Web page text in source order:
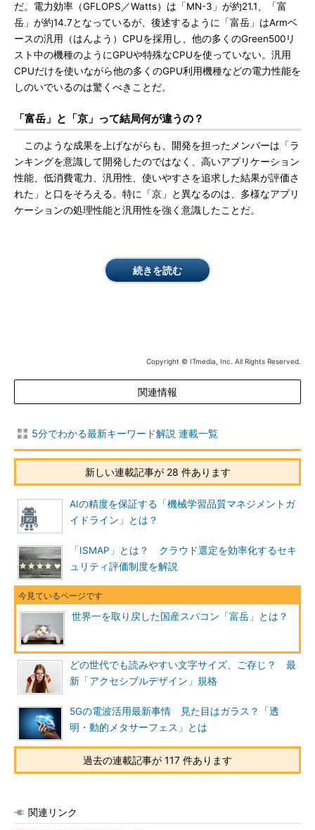
だ。電力効率（GFLOPS／Watts）は「MN-3」が約21.1、「富
岳」が約14.7となっているが、後述するように「富岳」はArmベ
ースの汎用（はんよう）CPUを採用し、他の多くのGreen500リ
スト中の機種のようにGPUや特殊なCPUを使っていない。汎用
CPUだけを使いながら他の多くのGPU利用機種などの電力性能を
しのいでいるのは驚くべきことだ。
「富岳」と「京」って結局何が違うの？
このような成果を上げながらも、開発を担ったメンバーは「ラ
ンキングを意識して開発したのではなく、高いアプリケーション
性能、低消費電力、汎用性、使いやすさを追求した結果が評価さ
れた」と口をそろえる。特に「京」と異なるのは、多様なアプリ
ケーションの処理性能と汎用性を強く意識したことだ。
続きを読む
Copyright © ITmedia, Inc. All Rights Reserved.
関連情報
5分でわかる最新キーワード解説 連載一覧
新しい連載記事が 28 件あります
AIの精度を保証する「機械学習品質マネジメントガ
イドライン」とは？
「ISMAP」とは？ クラウド選定を効率化するセキ
ュリティ評価制度を解説
世界一を取り戻した国産スパコン「富岳」とは？
どの世代でも読みやすい文字サイズ、ご存じ？ 最
新「アクセシブルデザイン」規格
5Gの電波活用最新事情 見た目はガラス？「透
明・動的メタサーフェス」とは
過去の連載記事が 117 件あります
関連リンク